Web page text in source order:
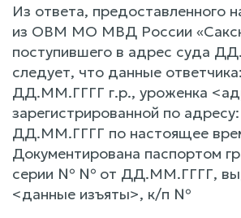
Из ответа, предоставленного
из ОВМ МО МВД России
поступившего в адрес суда
следует, что данные
ДД.ММ.ГГГГ г.р., уроженка
зарегистрированной по
ДД.ММ.ГГГГ по настоящее
Документирована паспортом
серии № № от ДД.ММ.ГГГГ,
<данные изъяты>, к/п №